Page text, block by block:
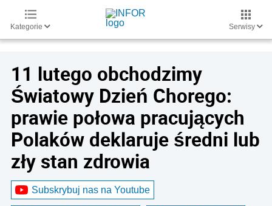
Kategorie Serwisy
11 lutego obchodzimy
Światowy Dzień Chorego:
prawie połowa pracujących
Polaków deklaruje średni lub
zły stan zdrowia
Subskrybuj nas na Youtube